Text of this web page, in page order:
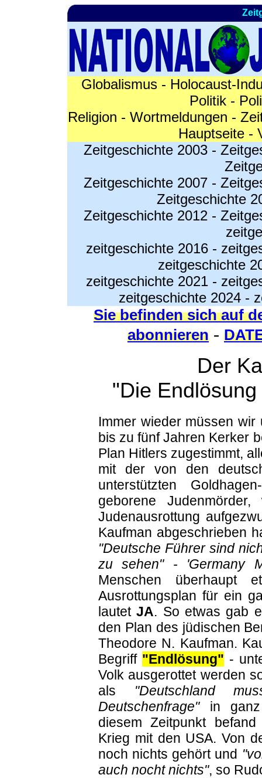
Globalismus- Holocaust-
Politik -
Religion - Wortmeldungen -
Hauptseite-
Zeitgeschichte 2003-
Zeitgeschichte 2007-
Zeitgeschichte
Zeitgeschichte 2012-
zeitgeschichte 2016 -
zeitgeschichte
zeitgeschichte 2021 -
zeitgeschichte 2024-
Sie befinden sich auf
abonnieren -
Der
"Die
Immer wieder müssen
bis zu fünf Jahren Kerker
Plan Hitlers zugestimmt,
mit der von den
unterstützten
geborene
Judenausrottung
Kaufman abgeschrieben
"Deutsche Führer sind
zu sehen" - 'Germany
Menschen überhaupt
Ausrottungsplan für ein
lautetJA. So etwas gab
den Plan des jüdischen
Theodore N. Kaufman.
Begriff "Endlösung" -
Volk ausgerottet werden
als "Deutschland
Deutschenfrage"in ganz
diesem Zeitpunkt
Krieg mit den USA. Von
noch nichts gehört und
auch nocht nichts", so